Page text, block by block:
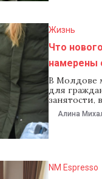
Жизнь
Что
намерены
В Молдове
для
занятости,
Алина
NM Espresso